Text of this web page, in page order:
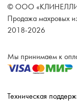
© ООО
Продажа махровых
2018-2026
Мы принимаем к
Техническая